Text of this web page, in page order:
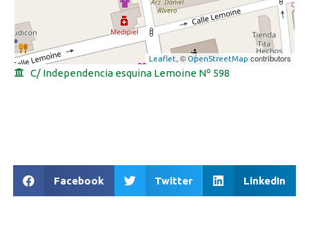
Leaflet, © OpenStreetMap contributors
C/ Independencia esquina Lemoine Nº 598
Facebook Twitter LinkedIn